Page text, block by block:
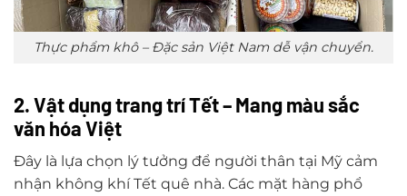
Thực phẩm khô – Đặc sản Việt Nam dễ vận chuyển.
2. Vật dụng trang trí Tết – Mang màu sắc
văn hóa Việt
Đây là lựa chọn lý tưởng để người thân tại Mỹ cảm
nhận không khí Tết quê nhà. Các mặt hàng phổ